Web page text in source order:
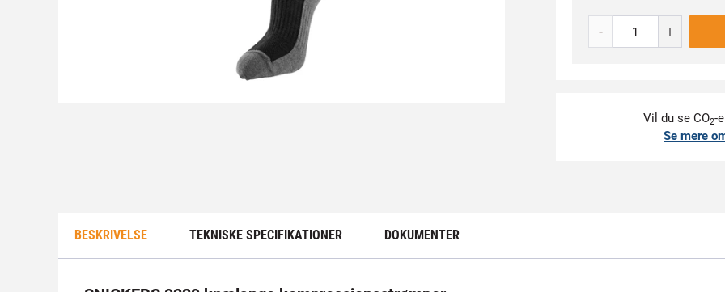
- +
Vil du se CO2-
Se mere
BESKRIVELSE TEKNISKE SPECIFIKATIONER DOKUMENTER